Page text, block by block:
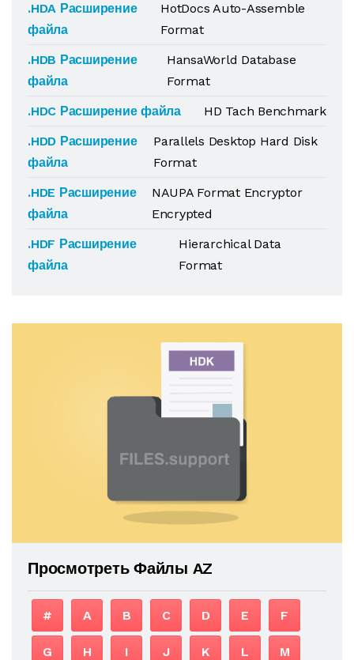
.HDA Расширение
файла
HotDocs Auto-Assemble
Format
.HDB Расширение
файла
HansaWorld Database
Format
.HDC Расширение файла
HD Tach Benchmark
.HDD Расширение
файла
Parallels Desktop Hard Disk
Format
.HDE Расширение
файла
NAUPA Format Encryptor
Encrypted
.HDF Расширение
файла
Hierarchical Data
Format
Просмотреть Файлы AZ
# A B C D E F
G H I J K L M